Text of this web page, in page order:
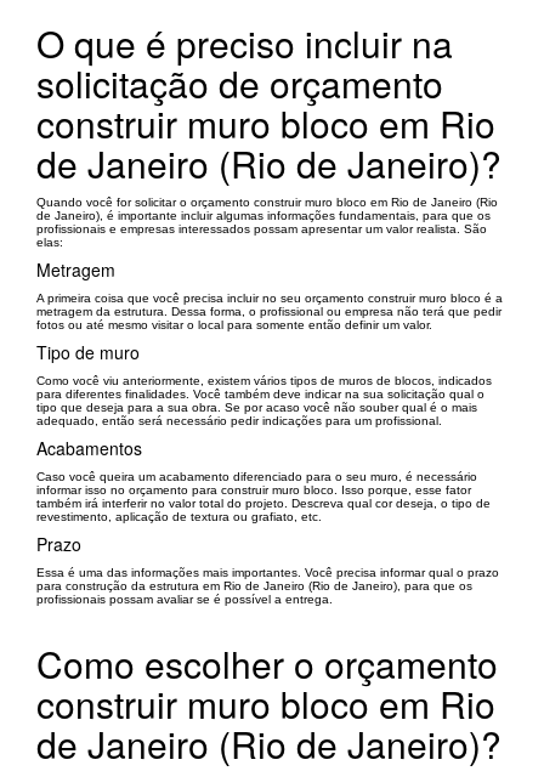
O que é preciso incluir na
solicitação de orçamento
construir muro bloco em Rio
de Janeiro (Rio de Janeiro)?
Quando você for solicitar o orçamento construir muro bloco em Rio de Janeiro (Rio
de Janeiro), é importante incluir algumas informações fundamentais, para que os
profissionais e empresas interessados possam apresentar um valor realista. São
elas:
Metragem
A primeira coisa que você precisa incluir no seu orçamento construir muro bloco é a
metragem da estrutura. Dessa forma, o profissional ou empresa não terá que pedir
fotos ou até mesmo visitar o local para somente então definir um valor.
Tipo de muro
Como você viu anteriormente, existem vários tipos de muros de blocos, indicados
para diferentes finalidades. Você também deve indicar na sua solicitação qual o
tipo que deseja para a sua obra. Se por acaso você não souber qual é o mais
adequado, então será necessário pedir indicações para um profissional.
Acabamentos
Caso você queira um acabamento diferenciado para o seu muro, é necessário
informar isso no orçamento para construir muro bloco. Isso porque, esse fator
também irá interferir no valor total do projeto. Descreva qual cor deseja, o tipo de
revestimento, aplicação de textura ou grafiato, etc.
Prazo
Essa é uma das informações mais importantes. Você precisa informar qual o prazo
para construção da estrutura em Rio de Janeiro (Rio de Janeiro), para que os
profissionais possam avaliar se é possível a entrega.
Como escolher o orçamento
construir muro bloco em Rio
de Janeiro (Rio de Janeiro)?